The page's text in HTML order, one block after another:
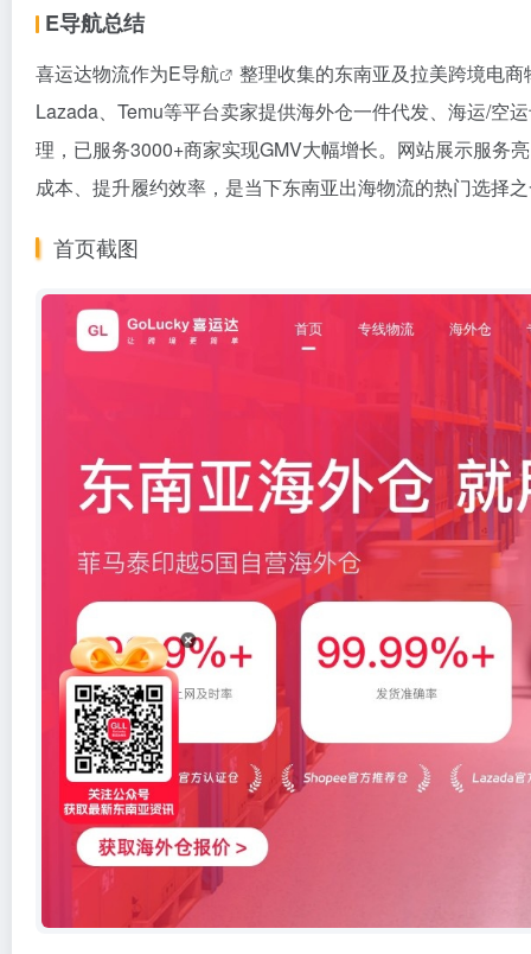
E导航总结
喜运达物流作为E导航
整理收集的东南亚及拉美跨境电
Lazada、Temu等平台卖家提供海外仓一件代发、海运/空
理，已服务3000+商家实现GMV大幅增长。网站展示服务
成本、提升履约效率，是当下东南亚出海物流的热门选择
首页截图